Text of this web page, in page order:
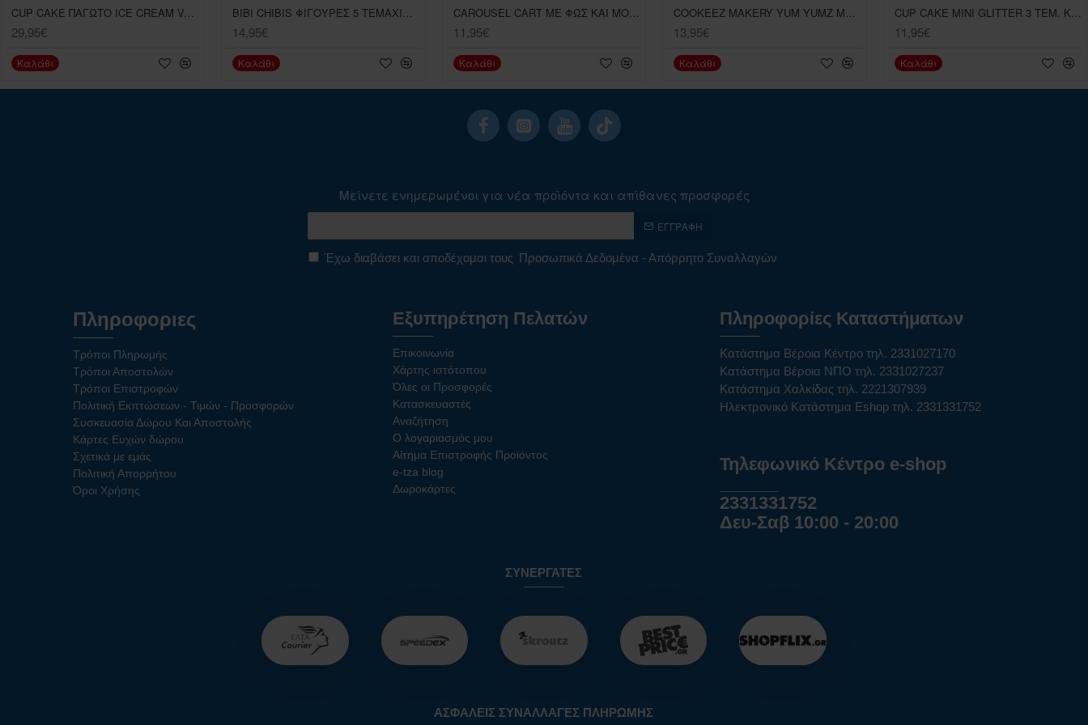
CUP CAKE ΠΑΓΩΤΟ ICE CREAM VANITY SET
29,95€
Καλάθι
14,95€
Καλάθι
CAROUSEL CART ΜΕ ΦΩΣ ΚΑΙ ΜΟΥΣΙΚΗ
11,95€
Καλάθι
13,95€
Καλάθι
11,95€
Καλάθι
Μείνετε ενημερωμένοι για νέα προϊόντα και απίθανες προσφορές
ΕΓΓΡΑΦΉ
Έχω διαβάσει και αποδέχομαι τους Προσωπικά Δεδομένα - Απόρρητο Συναλλαγών
Πληροφοριες
Τρόποι Πληρωμής
Τρόποι Αποστολών
Τρόποι Επιστροφών
Πολιτική Εκπτώσεων - Τιμών - Προσφορών
Συσκευασία Δώρου Και Αποστολής
Κάρτες Ευχών δώρου
Σχετικά με εμάς
Πολιτική Απορρήτου
Όροι Χρήσης
Εξυπηρέτηση Πελατών
Επικοινωνία
Χάρτης ιστότοπου
Όλες οι Προσφορές
Κατασκευαστές
Αναζήτηση
Ο λογαριασμός μου
Αίτημα Επιστροφής Προϊόντος
e-tza blog
Δωροκάρτες
Πληροφορίες Καταστήματων
Κατάστημα Βέροια Κέντρο τηλ. 2331027170
Κατάστημα Βέροια ΝΠΟ τηλ. 2331027237
Κατάστημα Χαλκίδας τηλ. 2221307939
Ηλεκτρονικό Κατάστημα Eshop τηλ. 2331331752
Τηλεφωνικό Κέντρο e-shop
2331331752
Δευ-Σαβ 10:00 - 20:00
ΣΥΝΕΡΓΆΤΕΣ
ΑΣΦΑΛΕΊΣ ΣΥΝΑΛΛΑΓΈΣ ΠΛΗΡΩΜΉΣ